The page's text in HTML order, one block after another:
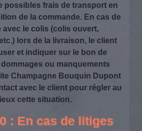
possibles frais de transport en
de la commande. En cas de
avec le colis (colis ouvert,
lors de la livraison, le client
et indiquer sur le bon de
dommages ou manquements
Champagne Bouquin Dupont
avec le client pour régler au
cette situation.
: En cas de litiges